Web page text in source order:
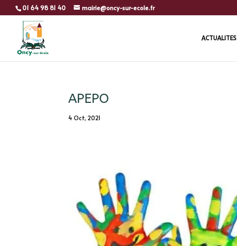
01 64 98 81 40 mairie@oncy-sur-ecole.fr
ACTUALITES
APEPO
4 Oct, 2021